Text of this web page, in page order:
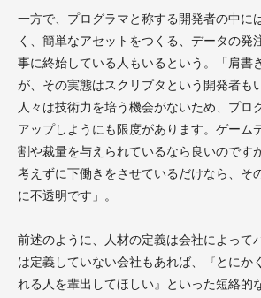
一方で、プログラマと称する開発者の中に
く、簡単なアセットをつくる、データの発
事に終始している人もいるという。「肩書
が、その実態はスクリプタという開発者も
人々は技術力を培う機会がないため、プロ
アップしようにも限度があります。ゲーム
割や裁量を与えられているなら良いのです
考えずに下働きをさせているだけなら、そ
に不透明です」。
前述のように、人材の定義は会社によって
は定義していない会社もあれば、『とにか
れる人を輩出してほしい』といった短絡的